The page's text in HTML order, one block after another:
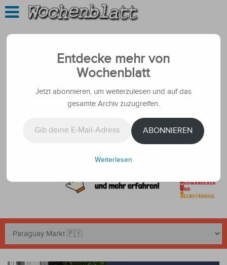
Entdecke mehr von
Wochenblatt
Jetzt abonnieren, um weiterzulesen und auf das
gesamte Archiv zuzugreifen.
ABONNIEREN
Weiterlesen